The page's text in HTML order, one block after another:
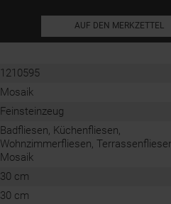
AUF DEN MERKZETTEL
1210595
Mosaik
Feinsteinzeug
Badfliesen, Küchenfliesen,
Wohnzimmerfliesen,
Mosaik
30 cm
30 cm